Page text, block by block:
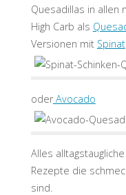
Quesadillas in allen
High Carb als
Versionen mit Spinat
oderAvocado
Alles
Rezepte die
sind.